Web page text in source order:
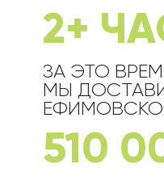
2+
ЗА ЭТО
МЫ
510